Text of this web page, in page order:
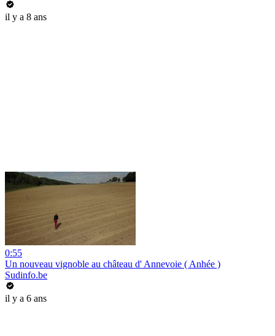
il y a 8 ans
0:55
Un nouveau vignoble au château d' Annevoie ( Anhée )
Sudinfo.be
il y a 6 ans